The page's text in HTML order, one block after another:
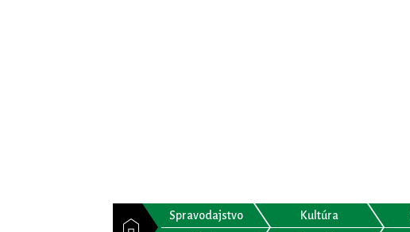
Spravodajstvo Kultúra